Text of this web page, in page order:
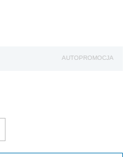
AUTOPROMOCJA